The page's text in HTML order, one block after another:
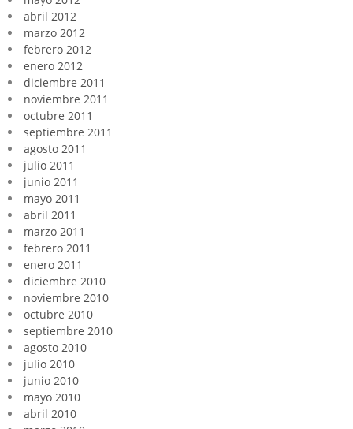
abril 2012
marzo 2012
febrero 2012
enero 2012
diciembre 2011
noviembre 2011
octubre 2011
septiembre 2011
agosto 2011
julio 2011
junio 2011
mayo 2011
abril 2011
marzo 2011
febrero 2011
enero 2011
diciembre 2010
noviembre 2010
octubre 2010
septiembre 2010
agosto 2010
julio 2010
junio 2010
mayo 2010
abril 2010